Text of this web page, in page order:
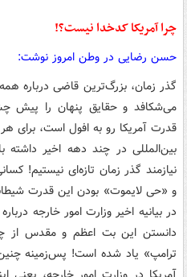
چرا آمریکا کدخدا نیست؟!
حسن رضایی در وطن امروز نوشت:
گذر زمان، بزرگ‌ترین قاضی درباره
می‌شکافد و حقایق پنهان را پیش
قدرت آمریکا رو به افول است، برای
بین‌المللی در چند دهه اخیر
نیازمند گذر زمان تازه‌ای نیستیم!
و «حی لایموت» بودن این قدرت
در بیانیه اخیر وزارت امور خارجه
دانستن این بت اعظم و مقدس از
ترامپ» یاد شده است! پس‌زمینه